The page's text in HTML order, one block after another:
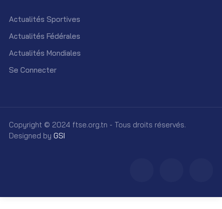
Actualités Sportives
Actualités Fédérales
Actualités Mondiales
Se Connecter
Copyright © 2024 ftse.org.tn - Tous droits réservés.
Designed by GSI